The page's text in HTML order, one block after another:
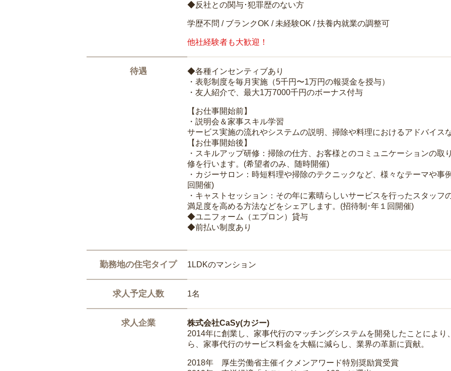
◆反社との関与･犯罪歴のない方
学歴不問 / ブランクOK / 未経験OK / 扶養内就業の調整可
他社経験者も大歓迎！
待遇
◆各種インセンティブあり
・表彰制度を毎月実施（5千円〜1万円の報奨金を授与）
・友人紹介で、最大1万7000千円のボーナス付与
【お仕事開始前】
・説明会＆家事スキル学習
サービス実施の流れやシステムの説明、掃除や料理におけるアドバイス
【お仕事開始後】
・スキルアップ研修：掃除の仕方、お客様とのコミュニケーションの
修を行います。(希望者のみ、随時開催)
・カジーサロン：時短料理や掃除のテクニックなど、様々なテーマや事
回開催)
・キャストセッション：その年に素晴らしいサービスを行ったスタッ
満足度を高める方法などをシェアします。(招待制･年１回開催)
◆ユニフォーム（エプロン）貸与
◆前払い制度あり
勤務地の住宅タイプ 1LDKのマンション
求人予定人数 1名
求人企業
株式会社CaSy(カジー)
2014年に創業し、家事代行のマッチングシステムを開発したことによ
ら、家事代行のサービス料金を大幅に減らし、業界の革新に貢献。
2018年 厚生労働省主催イクメンアワード特別奨励賞受賞